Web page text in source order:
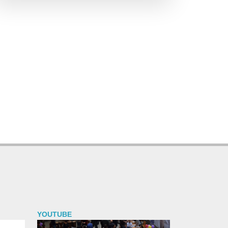
YOUTUBE